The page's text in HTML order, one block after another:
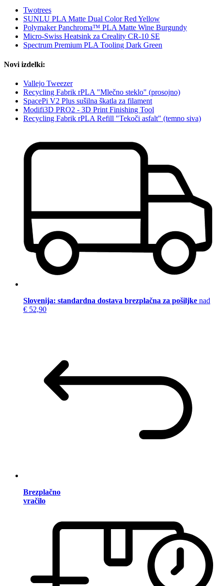
Twotrees
SUNLU PLA Matte Dual Color Red Yellow
Polymaker Panchroma™ PLA Matte Wine Burgundy
Micro-Swiss Heatsink za Creality CR-10 SE
Spectrum Premium PLA Tooling Dark Green
Novi izdelki:
Vallejo Tweezer
Recycling Fabrik rPLA "Mlečno steklo" (prosojno)
SpacePi V2 Plus sušilna škatla za filament
Modifi3D PRO2 - 3D Print Finishing Tool
Recycling Fabrik rPLA Refill "Tekoči asfalt" (temno siva)
Slovenija: standardna dostava brezplačna za pošiljke nad
€ 52,90
Brezplačno
vračilo